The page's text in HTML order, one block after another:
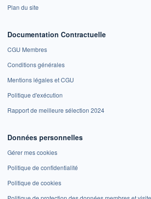
Plan du site
Documentation Contractuelle
CGU Membres
Conditions générales
Mentions légales et CGU
Politique d'exécution
Rapport de meilleure sélection 2024
Données personnelles
Gérer mes cookies
Politique de confidentialité
Politique de cookies